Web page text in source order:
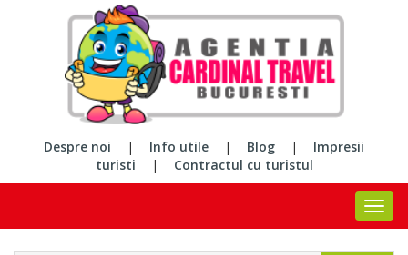
Despre noi | Info utile | Blog |
Impresii
turisti
| Contractul cu turistul